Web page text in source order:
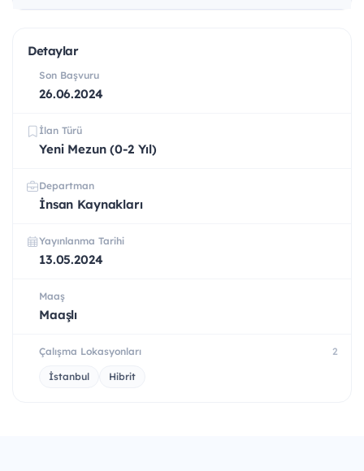
Detaylar
Son Başvuru
26.06.2024
İlan Türü
Yeni Mezun (0-2 Yıl)
Departman
İnsan Kaynakları
Yayınlanma Tarihi
13.05.2024
Maaş
Maaşlı
Çalışma Lokasyonları 2
İstanbul Hibrit